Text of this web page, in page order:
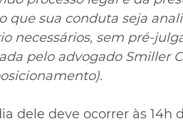
que sua conduta seja
necessários, sem pré-
pelo advogado Smiller
dele deve ocorrer às 14h